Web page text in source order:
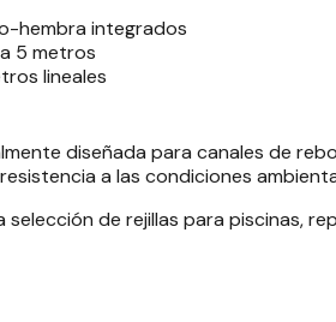
hembra integrados
5 metros
lineales
diseñada para canales de
a las condiciones
selección de rejillas para piscinas,